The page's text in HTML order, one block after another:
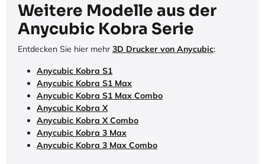
Weitere Modelle aus der
Anycubic Kobra Serie
Entdecken Sie hier mehr 3D Drucker von Anycubic:
Anycubic Kobra S1
Anycubic Kobra S1 Max
Anycubic Kobra S1 Max Combo
Anycubic Kobra X
Anycubic Kobra X Combo
Anycubic Kobra 3 Max
Anycubic Kobra 3 Max Combo